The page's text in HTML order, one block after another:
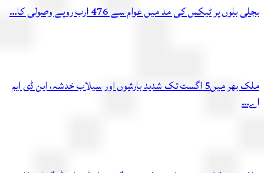
پر ٹیکس کی مد میں عوام سے 476 ارب روپے وصولی کا…
ملک بھر میں5 اگست تک شدید بارشوں اور سیلاب خدشہ، این ڈی ایم